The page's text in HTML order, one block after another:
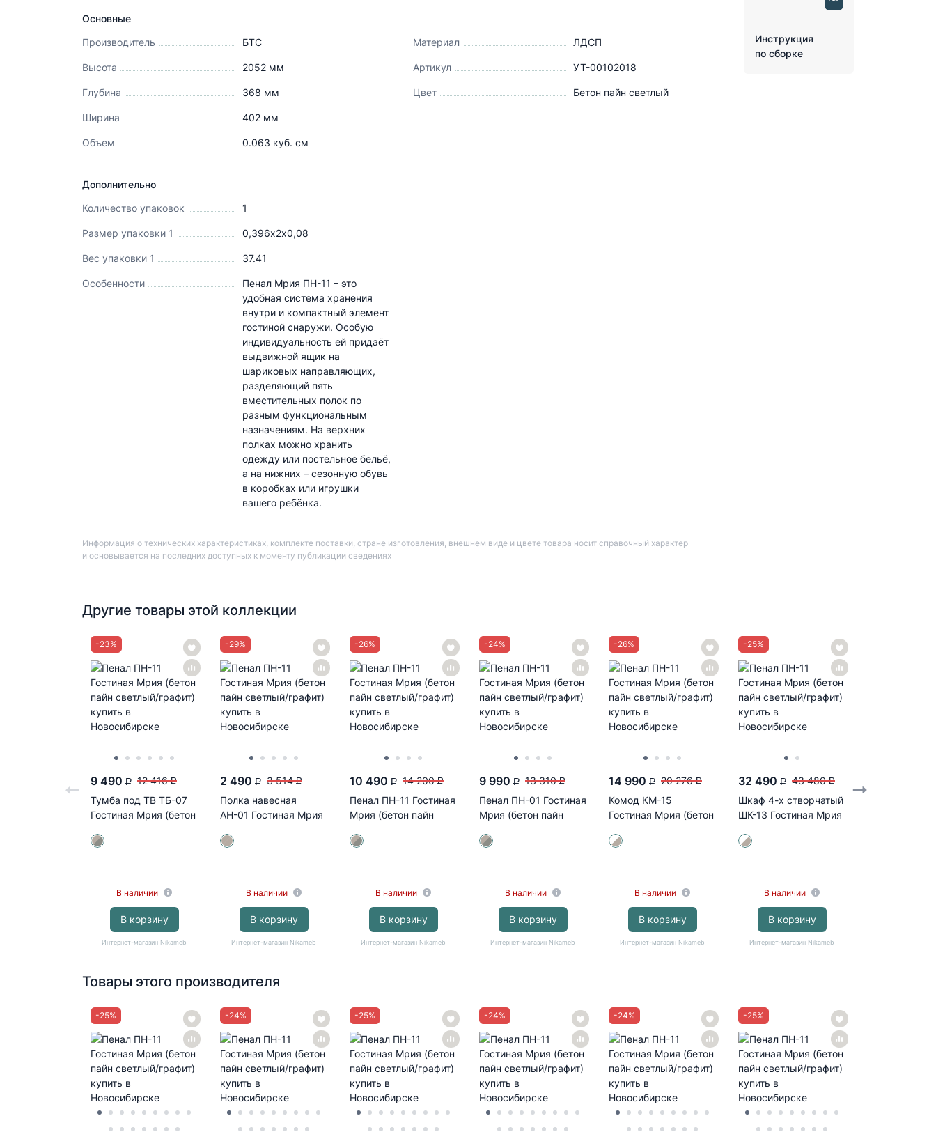
Основные
Производитель
БТС
Высота 2052 мм
Глубина 368 мм
Ширина 402 мм
Объем 0.063 куб. см
Материал ЛДСП
Артикул УТ-00102018
Цвет Бетон пайн светлый
Дополнительно
Количество упаковок
1
Размер упаковки 1 0,396х2х0,08
Вес упаковки 1 37.41
Особенности
Пенал Мрия ПН-11 – это
удобная система хранения
внутри и компактный элемент
гостиной снаружи. Особую
индивидуальность ей придаёт
выдвижной ящик на
шариковых направляющих,
разделяющий пять
вместительных полок по
разным функциональным
назначениям. На верхних
полках можно хранить
одежду или постельное бельё,
а на нижних – сезонную обувь
в коробках или игрушки
вашего ребёнка.
Информация о технических характеристиках, комплекте поставки, стране изготовления, внешнем виде и цвете товара носит справочный характер
и основывается на последних доступных к моменту публикации сведениях
Инструкция
по сборке
Другие товары этой коллекции
-23%
9 490 P 12 416 P
Тумба под ТВ ТБ-07
Гостиная Мрия (бетон
В наличии
В корзину
Интернет-магазин Nikameb
-29%
2 490 P 3 514 P
Полка навесная
АН-01 Гостиная Мрия
В наличии
В корзину
Интернет-магазин Nikameb
-26%
10 490 P 14 200 P
Пенал ПН-11 Гостиная
Мрия (бетон пайн
В наличии
В корзину
Интернет-магазин Nikameb
-24%
9 990 P 13 310 P
Пенал ПН-01 Гостиная
Мрия (бетон пайн
В наличии
В корзину
Интернет-магазин Nikameb
-26%
14 990 P 20 276 P
Комод КМ-15
Гостиная Мрия (бетон
В наличии
В корзину
Интернет-магазин Nikameb
-25%
32 490 P 43 480 P
Шкаф 4-х створчатый
ШК-13 Гостиная Мрия
В наличии
В корзину
Интернет-магазин Nikameb
Товары этого производителя
-25% -24% -25% -24% -24% -25%